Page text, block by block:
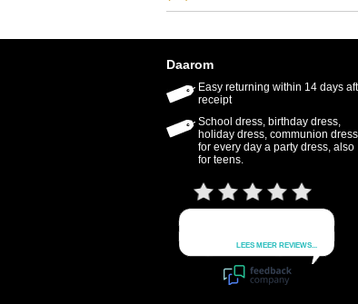
Daarom
Easy returning within 14 days
receipt
School dress, birthday dress,
holiday dress, communion
for every day a party dress, also
for teens.